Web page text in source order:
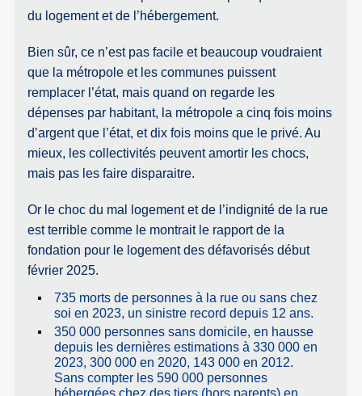
du logement et de l’hébergement.
Bien sûr, ce n’est pas facile et beaucoup voudraient
que la métropole et les communes puissent
remplacer l’état, mais quand on regarde les
dépenses par habitant, la métropole a cinq fois moins
d’argent que l’état, et dix fois moins que le privé. Au
mieux, les collectivités peuvent amortir les chocs,
mais pas les faire disparaitre.
Or le choc du mal logement et de l’indignité de la rue
est terrible comme le montrait le rapport de la
fondation pour le logement des défavorisés début
février 2025.
735 morts de personnes à la rue ou sans chez
soi en 2023, un sinistre record depuis 12 ans.
350 000 personnes sans domicile, en hausse
depuis les dernières estimations à 330 000 en
2023, 300 000 en 2020, 143 000 en 2012.
Sans compter les 590 000 personnes